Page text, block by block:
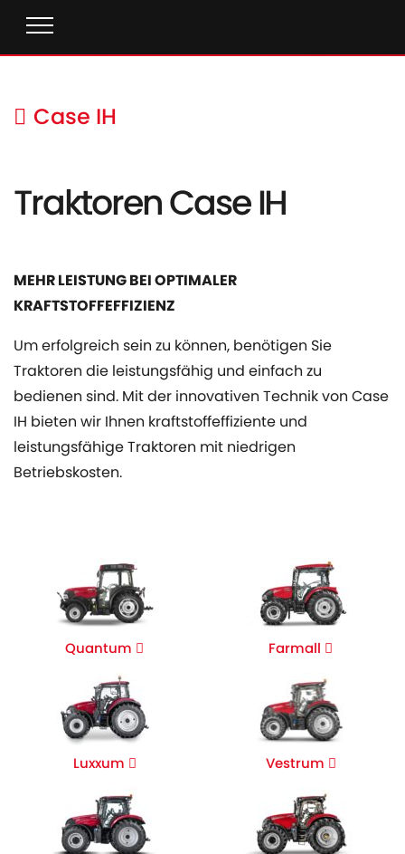
Case IH
Traktoren Case IH
MEHR LEISTUNG BEI OPTIMALER
KRAFTSTOFFEFFIZIENZ
Um erfolgreich sein zu können, benötigen Sie
Traktoren die leistungsfähig und einfach zu
bedienen sind. Mit der innovativen Technik von Case
IH bieten wir Ihnen kraftstoffeffiziente und
leistungsfähige Traktoren mit niedrigen
Betriebskosten.
Quantum Farmall
Luxxum Vestrum